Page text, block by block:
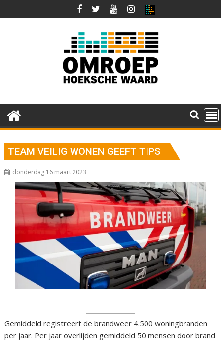
naar
TEAM VEILIG WONEN GEEFT TIPS
donderdag 16 maart 2023
Gemiddeld registreert de brandweer 4.500 woningbranden
per jaar. Per jaar overlijden gemiddeld 50 mensen door brand